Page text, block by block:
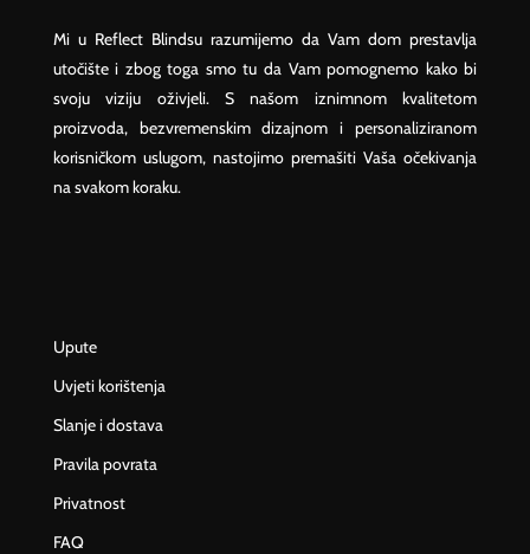
Mi u Reflect Blindsu razumijemo da Vam dom prestavlja
utočište i zbog toga smo tu da Vam pomognemo kako bi
svoju viziju oživjeli. S našom iznimnom kvalitetom
proizvoda, bezvremenskim dizajnom i personaliziranom
korisničkom uslugom, nastojimo premašiti Vaša očekivanja
na svakom koraku.
Upute
Uvjeti korištenja
Slanje i dostava
Pravila povrata
Privatnost
FAQ